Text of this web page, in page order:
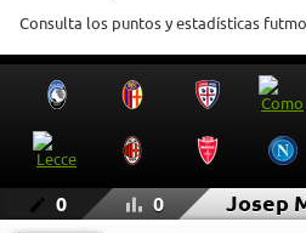
Consulta los puntos y estadísticas
0 0 Josep